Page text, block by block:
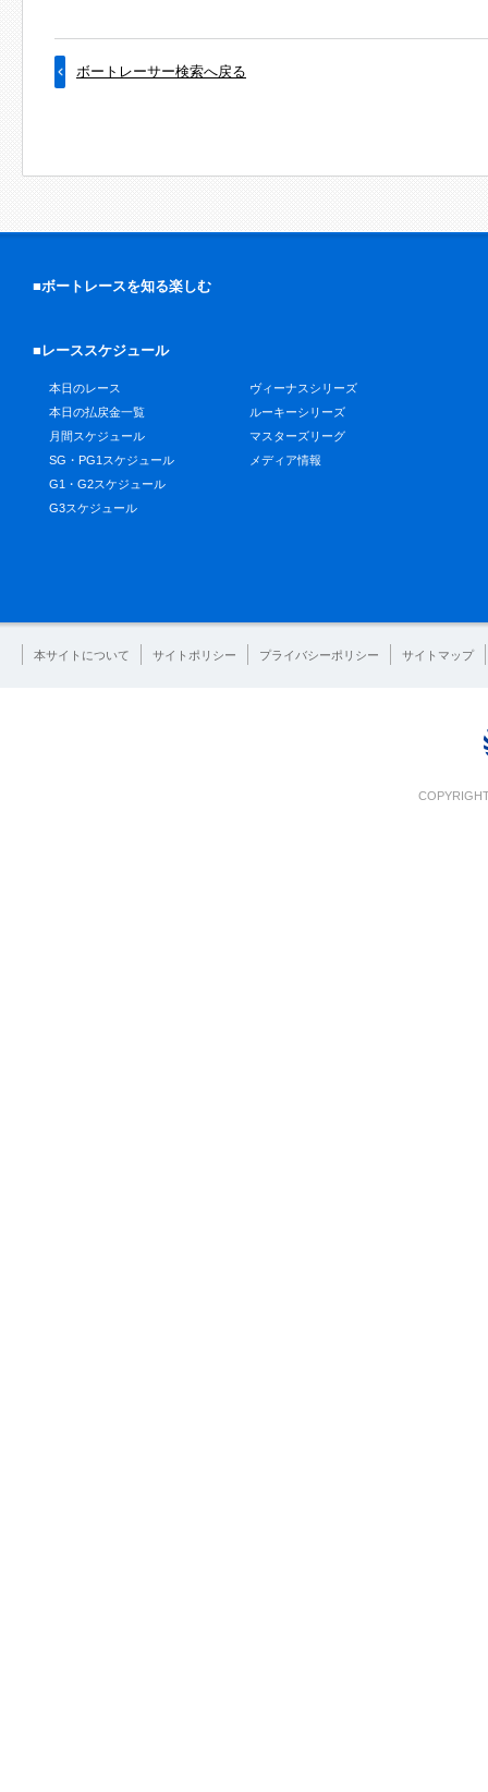
ボートレーサー検索へ戻る
■ボートレースを知る楽しむ
■レーススケジュール
本日のレース
本日の払戻金一覧
月間スケジュール
SG・PG1スケジュール
G1・G2スケジュール
G3スケジュール
ヴィーナスシリーズ
ルーキーシリーズ
マスターズリーグ
メディア情報
本サイトについて サイトポリシー プライバシーポリシー サイトマップ